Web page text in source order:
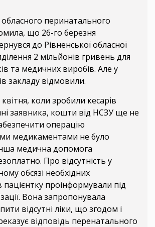
обласного перинатального
що 26-го березня
до Рівненської обласної
2 мільйонів гривень для
та медичних виробів. Але у
закладу відмовили.
коли зробили кесарів
заявника, кошти від НСЗУ ще не
операцію
медикаментами не було
медична допомога
Про відсутність у
обсязі необхідних
проінформували під
Вона запропонувала
відсутні ліки, що згодом і
відповідь перенатального